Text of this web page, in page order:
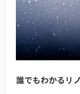
誰でもわかるリ